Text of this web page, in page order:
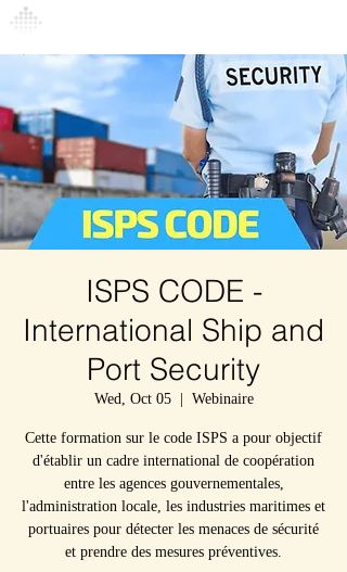
ISPS CODE -
International Ship and
Port Security
Wed, Oct 05
  |
Webinaire
Cette formation sur le code ISPS a pour objectif
d'établir un cadre international de coopération
entre les agences gouvernementales,
l'administration locale, les industries maritimes et
portuaires pour détecter les menaces de sécurité
et prendre des mesures préventives.